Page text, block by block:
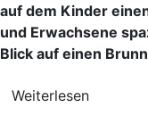
auf dem Kinder
und Erwachsene
Blick auf einen
Weiterlesen